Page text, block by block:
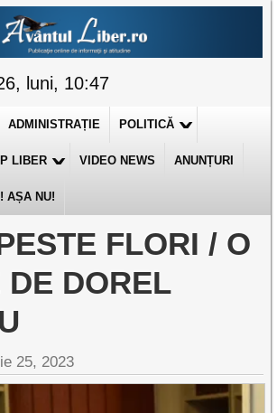
luni, 10:47
ADMINISTRAȚIE POLITICĂ
LIBER VIDEO NEWS ANUNȚURI
AȘA NU!
FLORI / O
DE DOREL
25, 2023